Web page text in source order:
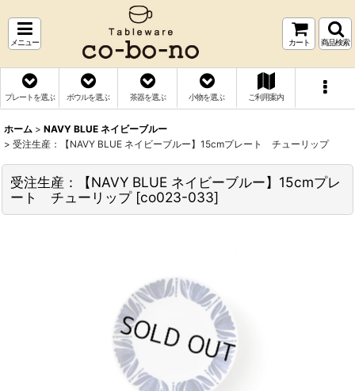
メニュー カート 商品検索
プレートを選ぶ ボウルを選ぶ 茶器を選ぶ 小物を選ぶ ご利用案内
ホーム > NAVY BLUE ネイビーブルー
> 受注生産：【NAVY BLUE ネイビーブルー】15cmプレート チューリップ
受注生産：【NAVY BLUE ネイビーブルー】15cmプレ
ート チューリップ [co023-033]